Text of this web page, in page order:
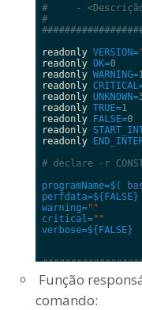
Função
comando: